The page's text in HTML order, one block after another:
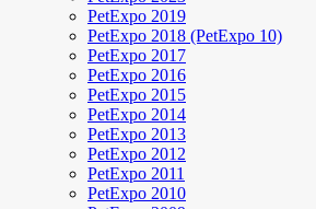
PetExpo 2019
PetExpo 2018 (PetExpo 10)
PetExpo 2017
PetExpo 2016
PetExpo 2015
PetExpo 2014
PetExpo 2013
PetExpo 2012
PetExpo 2011
PetExpo 2010